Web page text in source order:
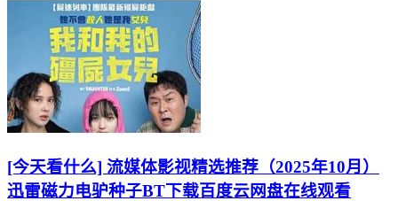
[今天看什么] 流媒体影视精选推荐（2025年10月）
迅雷磁力电驴种子BT下载百度云网盘在线观看